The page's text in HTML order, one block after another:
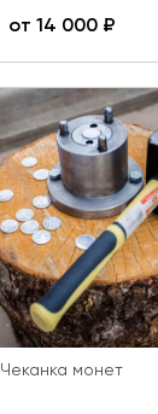
от 14 000₽
Чеканка монет